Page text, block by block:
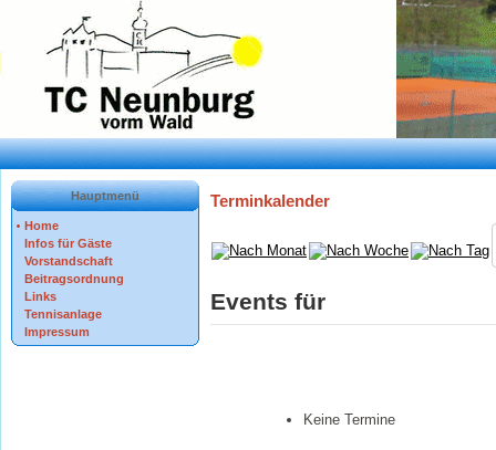
Hauptmenü
Home
Infos für Gäste
Vorstandschaft
Beitragsordnung
Links
Tennisanlage
Impressum
Terminkalender
Events für
Keine Termine